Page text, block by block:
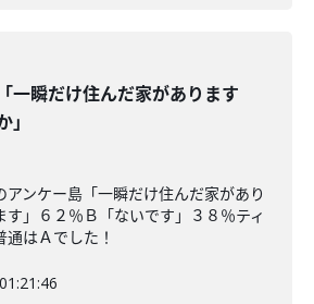
「一瞬だけ住んだ家があります
」
アンケー島「一瞬だけ住んだ家があり
す」６２％Ｂ「ないです」３８％ティ
はＡでした！
01:21:46